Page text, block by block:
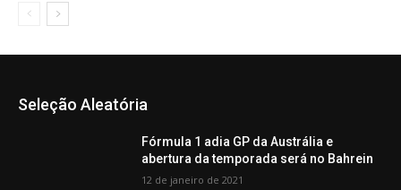
Seleção Aleatória
Fórmula 1 adia GP da Austrália e
abertura da temporada será no Bahrein
12 de janeiro de 2021